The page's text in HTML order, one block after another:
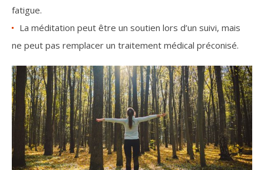
fatigue.
La méditation peut être un soutien lors d’un suivi, mais
ne peut pas remplacer un traitement médical préconisé.